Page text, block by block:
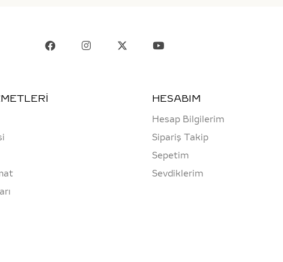
HESABIM
Hesap Bilgilerim
Sipariş Takip
Sepetim
Sevdiklerim